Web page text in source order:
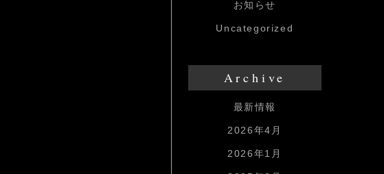
お知らせ
Uncategorized
Archive
最新情報
2026年4月
2026年1月